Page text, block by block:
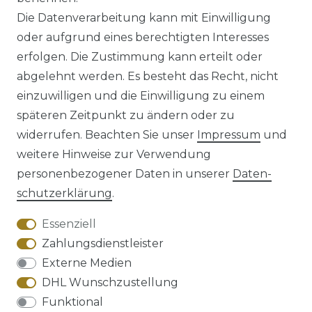
Impressum Daten­schutz­erklärung
AGB Barrierefreiheitserklärung
Widerrufs­recht
Die Datenverarbeitung kann mit Einwilligung
oder aufgrund eines berechtigten Interesses
erfolgen. Die Zustimmung kann erteilt oder
abgelehnt werden. Es besteht das Recht, nicht
einzuwilligen und die Einwilligung zu einem
späteren Zeitpunkt zu ändern oder zu
widerrufen. Beachten Sie unser Impressum und
weitere Hinweise zur Verwendung
personenbezogener Daten in unserer Daten­
schutz­erklärung.
Essenziell
Zahlungsdienstleister
Externe Medien
DHL Wunschzustellung
Funktional